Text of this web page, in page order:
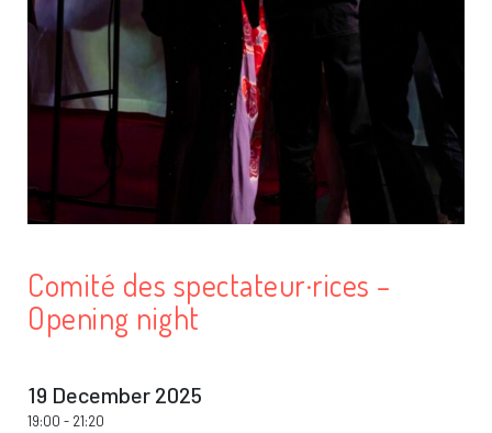
Comité des spectateur·rices –
Opening night
19 December 2025
19:00 - 21:20